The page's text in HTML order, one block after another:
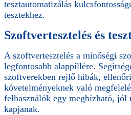
tesztautomatizálás
tesztekhez.
Szoftvertesztelés és
A szoftvertesztelés a minőségi
legfontosabb alappillére.
szoftverekben rejlő hibák,
követelményeknek való
felhasználók egy megbízható, jól
kapjanak.